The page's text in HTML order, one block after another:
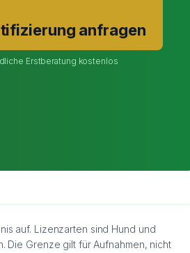
anfragen
Erstberatung kostenlos
auf. Lizenzarten sind Hund und
Die Grenze gilt für Aufnahmen, nicht